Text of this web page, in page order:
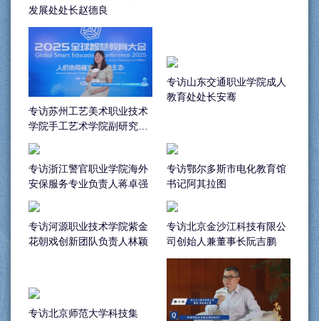
发展处处长赵德良
专访苏州工艺美术职业技术
学院手工艺术学院副研究员
倪菁
专访山东交通职业学院成人
教育处处长安骞
专访浙江警官职业学院海外
安保服务专业负责人蒋卓强
专访鄂尔多斯市电化教育馆
书记阿其拉图
专访河源职业技术学院紫金
花朝戏创新团队负责人林颖
专访北京金沙江科技有限公
司创始人兼董事长阮吉鹏
专访北京师范大学科技集